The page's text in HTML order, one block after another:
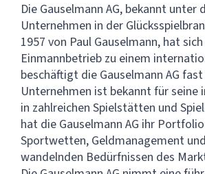
Die Gauselmann AG, bekannt
Unternehmen in der
1957 von Paul Gauselmann, hat
Einmannbetrieb zu einem
beschäftigt die Gauselmann AG
Unternehmen ist bekannt für seine
in zahlreichen Spielstätten und
hat die Gauselmann AG ihr
Sportwetten, Geldmanagement
wandelnden Bedürfnissen des